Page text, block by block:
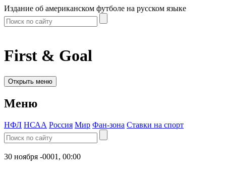
Издание об американском футболе на русском языке
First & Goal
Открыть меню
Меню
НФЛ НСАА Россия Мир Фан-зона Ставки на спорт
30 ноября -0001, 00:00